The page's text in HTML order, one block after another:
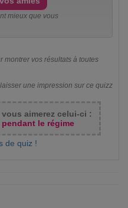
mieux que vous
montrer vos résultats à toutes
une impression sur ce quizz
aimerez celui-ci :
le régime
de quiz !